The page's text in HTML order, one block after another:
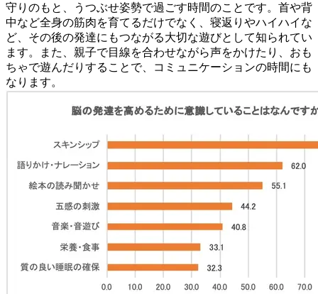
守りのもと、うつぶせ姿勢で過ごす時間のことです。首や背
中など全身の筋肉を育てるだけでなく、寝返りやハイハイな
ど、その後の発達にもつながる大切な遊びとして知られてい
ます。また、親子で目線を合わせながら声をかけたり、おも
ちゃで遊んだりすることで、コミュニケーションの時間にも
なります。